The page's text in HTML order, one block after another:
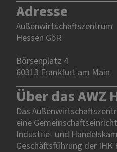
Adresse
Außenwirtschaftszentrum
Hessen GbR
Börsenplatz 4
60313 Frankfurt am Main
Über das AWZ
Das
eine
Industrie- und
Geschäftsführung der IHK